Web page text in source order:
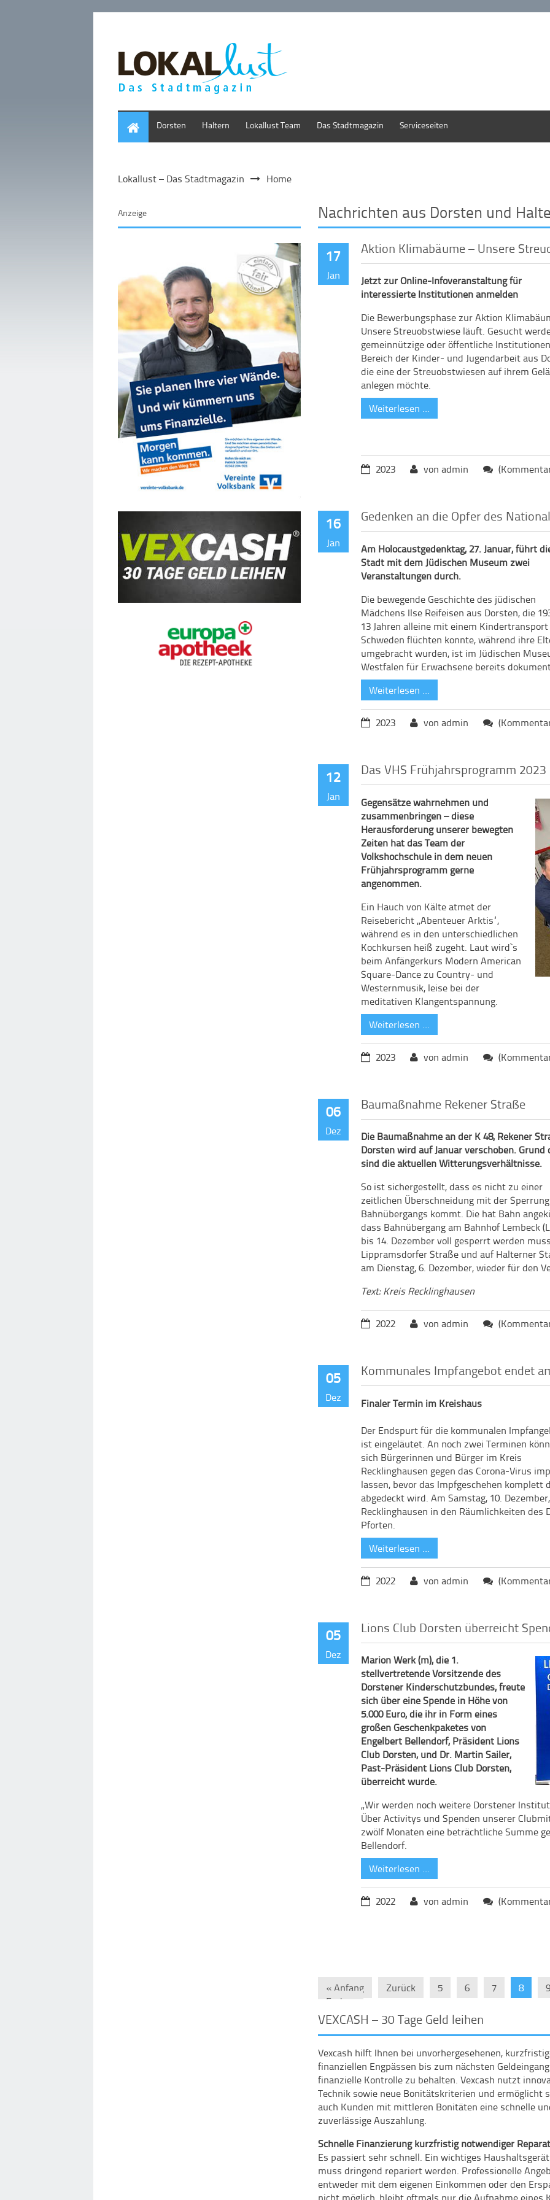
Dorsten Haltern Lokallust Team Das Stadtmagazin Serviceseiten
Lokallust – Das Stadtmagazin Home
Nachrichten aus Dorsten und
17
Jan
Aktion Klimabäume – Unsere
Jetzt zur Online-Infoveranstaltung für
interessierte Institutionen anmelden
Die Bewerbungsphase zur Aktion
Unsere Streuobstwiese läuft. Gesucht
gemeinnützige oder öffentliche
Bereich der Kinder- und Jugendarbeit aus
die eine der Streuobstwiesen auf ihrem
anlegen möchte.
Weiterlesen …
2023 von admin
16
Jan
Gedenken an die Opfer des
Am Holocaustgedenktag, 27. Januar, führt
Stadt mit dem Jüdischen Museum zwei
Veranstaltungen durch.
Die bewegende Geschichte des jüdischen
Mädchens Ilse Reifeisen aus Dorsten, die
13 Jahren alleine mit einem
Schweden flüchten konnte, während ihre
umgebracht wurden, ist im Jüdischen
Westfalen für Erwachsene bereits
Weiterlesen …
2023 von admin
12
Jan
Das VHS Frühjahrsprogramm
Gegensätze wahrnehmen und
zusammenbringen – diese
Herausforderung unserer bewegten
Zeiten hat das Team der
Volkshochschule in dem neuen
Frühjahrsprogramm gerne
angenommen.
Ein Hauch von Kälte atmet der
Reisebericht „Abenteuer Arktis“,
während es in den unterschiedlichen
Kochkursen heiß zugeht. Laut wird`s
beim Anfängerkurs Modern American
Square-Dance zu Country- und
Westernmusik, leise bei der
meditativen Klangentspannung.
Weiterlesen …
2023 von admin
06
Dez
Baumaßnahme Rekener Straße
Die Baumaßnahme an der K 48, Rekener
Dorsten wird auf Januar verschoben. Grund
sind die aktuellen Witterungsverhältnisse.
So ist sichergestellt, dass es nicht zu einer
zeitlichen Überschneidung mit der
Bahnübergangs kommt. Die hat Bahn
dass Bahnübergang am Bahnhof Lembeck
bis 14. Dezember voll gesperrt werden
Lippramsdorfer Straße und auf Halterner
am Dienstag, 6. Dezember, wieder für den
Text: Kreis Recklinghausen
2022 von admin
05
Dez
Kommunales Impfangebot endet
Finaler Termin im Kreishaus
Der Endspurt für die kommunalen
ist eingeläutet. An noch zwei Terminen
sich Bürgerinnen und Bürger im Kreis
Recklinghausen gegen das Corona-Virus
lassen, bevor das Impfgeschehen komplett
abgedeckt wird. Am Samstag, 10.
Recklinghausen in den Räumlichkeiten des
Pforten.
Weiterlesen …
2022 von admin
05
Dez
Lions Club Dorsten überreicht
Marion Werk (m), die 1.
stellvertretende Vorsitzende des
Dorstener Kinderschutzbundes, freute
sich über eine Spende in Höhe von
5.000 Euro, die ihr in Form eines
großen Geschenkpaketes von
Engelbert Bellendorf, Präsident Lions
Club Dorsten, und Dr. Martin Sailer,
Past-Präsident Lions Club Dorsten,
überreicht wurde.
„Wir werden noch weitere Dorstener
Über Activitys und Spenden unserer
zwölf Monaten eine beträchtliche Summe
Bellendorf.
Weiterlesen …
2022 von admin
« Anfang Zurück 5 6 7 8
Ende »
VEXCASH – 30 Tage Geld leihen
Vexcash hilft Ihnen bei unvorhergesehenen,
finanziellen Engpässen bis zum nächsten
finanzielle Kontrolle zu behalten. Vexcash nutzt
Technik sowie neue Bonitätskriterien und ermöglicht
auch Kunden mit mittleren Bonitäten eine schnelle
zuverlässige Auszahlung.
Schnelle Finanzierung kurzfristig notwendiger
Es passiert sehr schnell. Ein wichtiges
muss dringend repariert werden. Professionelle
entweder mit dem eigenen Einkommen oder den
Anzeige